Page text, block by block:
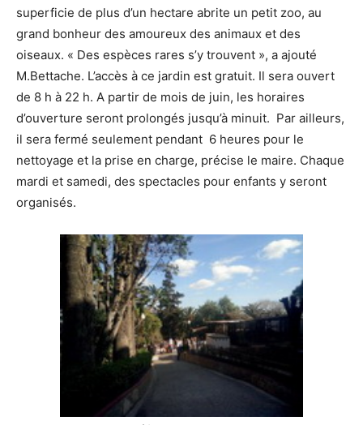
superficie de plus d’un hectare abrite un petit zoo, au
grand bonheur des amoureux des animaux et des
oiseaux. « Des espèces rares s’y trouvent », a ajouté
M.Bettache. L’accès à ce jardin est gratuit. Il sera ouvert
de 8 h à 22 h. A partir de mois de juin, les horaires
d’ouverture seront prolongés jusqu’à minuit. Par ailleurs,
il sera fermé seulement pendant 6 heures pour le
nettoyage et la prise en charge, précise le maire. Chaque
mardi et samedi, des spectacles pour enfants y seront
organisés.